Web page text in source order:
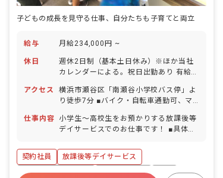
子どもの成長を見守る仕事、自分たちも子育てと両立
給与 月給234,000円 ~
休日
週休2日制（基本土日休み）※ほか当社
カレンダーによる。祝日出勤あり 有給休
以上の連休は要相談） 夏季休暇
（8/13〜16） 冬季休暇 年末年始休暇
（12/29〜1/3） 介護休暇 産前産後・育
児休暇 ※年間休日116日（有休は別途付
満のお子様がいらっしゃる方の働き方は
相談に応じます！ お子様の体調不調や行
アクセス
横浜市瀬谷区「南瀬谷小学校バス停」よ
り徒歩7分 ■バイク・自転車通勤可、マ
輪場あり）
仕事内容
小学生～高校生をお預かりする放課後等
デイサービスでのお仕事です！ ■具体的
預かりし、おやつ・お散歩・宿題などに
取り組みます。 放課後の時間をのびのび
と過ごすことができるように支援しま
契約社員
放課後等デイサービス
ボーナス・賞与あり
社会保険完備
有給